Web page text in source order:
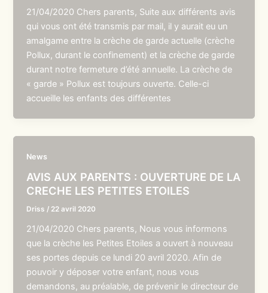
21/04/2020 Chers parents, Suite aux différents avis
qui vous ont été transmis par mail, il y aurait eu un
amalgame entre la crèche de garde actuelle (crèche
Pollux, durant le confinement) et la crèche de garde
durant notre fermeture d’été annuelle. La crèche de
« garde » Pollux est toujours ouverte. Celle-ci
accueille les enfants des différentes
News
AVIS AUX PARENTS : OUVERTURE DE LA
CRECHE LES PETITES ETOILES
Driss / 22 avril 2020
21/04/2020 Chers parents, Nous vous informons
que la crèche les Petites Etoiles a ouvert à nouveau
ses portes depuis ce lundi 20 avril 2020. Afin de
pouvoir y déposer votre enfant, nous vous
demandons, au préalable, de prévenir le directeur de